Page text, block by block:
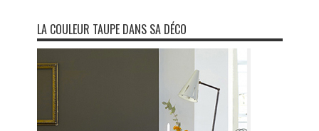
LA COULEUR TAUPE DANS SA DÉCO